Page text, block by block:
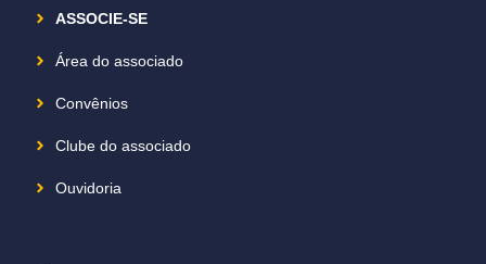
ASSOCIE-SE
Área do associado
Convênios
Clube do associado
Ouvidoria